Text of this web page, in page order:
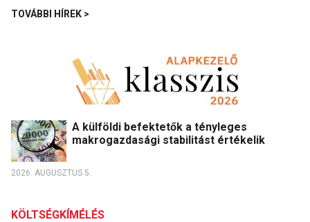
TOVÁBBI HÍREK >
A külföldi befektetők a tényleges
makrogazdasági stabilitást értékelik
2026. AUGUSZTUS 5.
KÖLTSÉGKÍMÉLÉS